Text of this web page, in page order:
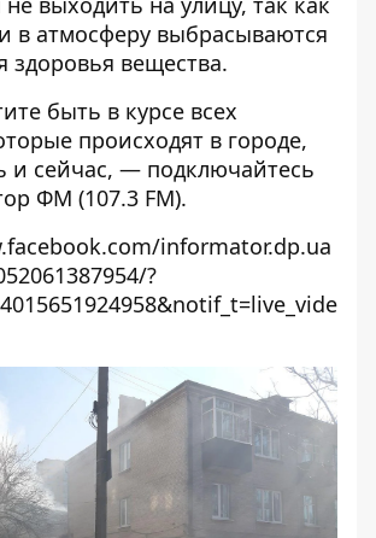
в атмосферу выбрасываются
здоровья вещества.
быть в курсе всех
происходят в городе,
и сейчас, — подключайтесь
ФМ (107.3 FM).
informator.dp.ua
?